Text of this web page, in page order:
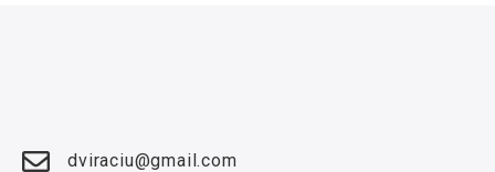
dviraciu@gmail.com